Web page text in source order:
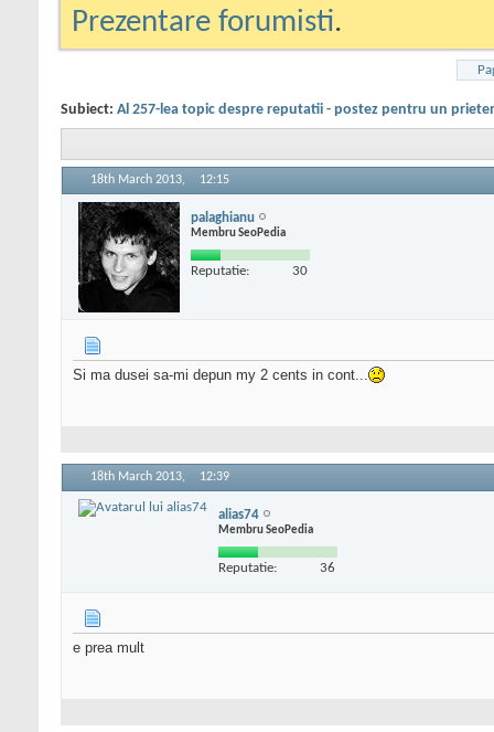
Prezentare forumisti.
Subiect: Al 257-lea topic despre reputatii - postez pentru un
18th March 2013, 12:15
palaghianu
Membru SeoPedia
Reputatie: 30
Si ma dusei sa-mi depun my 2 cents in cont...
18th March 2013, 12:39
alias74
Membru SeoPedia
Reputatie: 36
e prea mult